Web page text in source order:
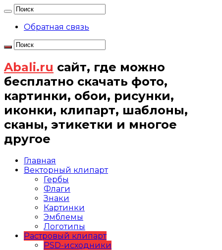
Обратная связь
Abali.ru сайт, где можно
бесплатно скачать фото,
картинки, обои, рисунки,
иконки, клипарт, шаблоны,
сканы, этикетки и многое
другое
Главная
Векторный клипарт
Гербы
Флаги
Знаки
Картинки
Эмблемы
Логотипы
Растровый клипарт
PSD-исходники